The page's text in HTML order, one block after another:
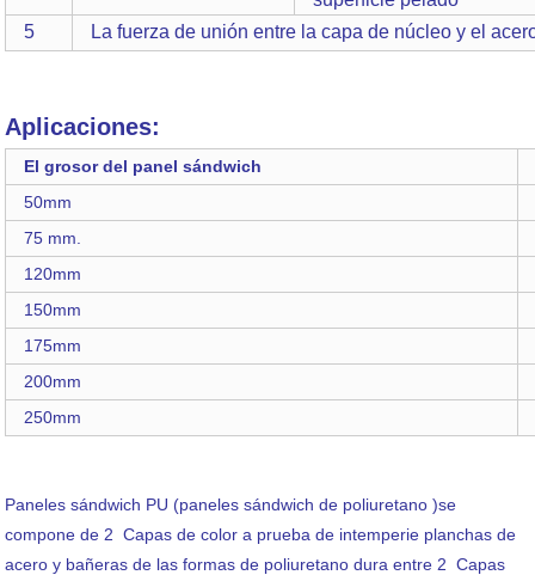
5
La fuerza de unión entre la capa de núcleo y el
Aplicaciones:
El grosor del panel sándwich
50mm
75 mm.
120mm
150mm
175mm
200mm
250mm
Paneles sándwich PU (paneles sándwich de poliuretano )se
compone de 2 Capas de color a prueba de intemperie planchas de
acero y bañeras de las formas de poliuretano dura entre 2 Capas